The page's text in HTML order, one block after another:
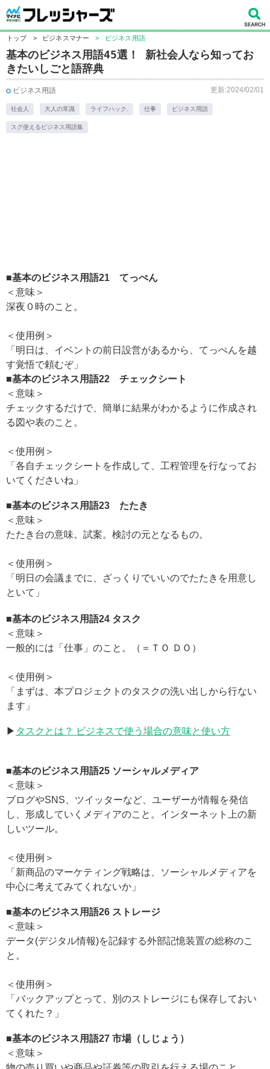
トップ > ビジネスマナー > ビジネス用語
基本のビジネス用語45選！ 新社会人なら知ってお
きたいしごと語辞典
ビジネス用語 更新:2024/02/01
社会人 大人の常識 ライフハック. 仕事 ビジネス用語
スグ使えるビジネス用語集
■基本のビジネス用語21 てっぺん
＜意味＞
深夜０時のこと。
＜使用例＞
「明日は、イベントの前日設営があるから、てっぺんを越
す覚悟で頼むぞ」
■基本のビジネス用語22 チェックシート
＜意味＞
チェックするだけで、簡単に結果がわかるように作成され
る図や表のこと。
＜使用例＞
「各自チェックシートを作成して、工程管理を行なってお
いてくださいね」
■基本のビジネス用語23 たたき
＜意味＞
たたき台の意味。試案。検討の元となるもの。
＜使用例＞
「明日の会議までに、ざっくりでいいのでたたきを用意し
といて」
■基本のビジネス用語24 タスク
＜意味＞
一般的には「仕事」のこと。（＝ＴＯ ＤＯ）
＜使用例＞
「まずは、本プロジェクトのタスクの洗い出しから行ない
ます」
▶ タスクとは？ ビジネスで使う場合の意味と使い方
■基本のビジネス用語25 ソーシャルメディア
＜意味＞
ブログやSNS、ツイッターなど、ユーザーが情報を発信
し、形成していくメディアのこと。インターネット上の新
しいツール。
＜使用例＞
「新商品のマーケティング戦略は、ソーシャルメディアを
中心に考えてみてくれないか」
■基本のビジネス用語26 ストレージ
＜意味＞
データ(デジタル情報)を記録する外部記憶装置の総称のこ
と。
＜使用例＞
「バックアップとって、別のストレージにも保存しておい
てくれた？」
■基本のビジネス用語27 市場（しじょう）
＜意味＞